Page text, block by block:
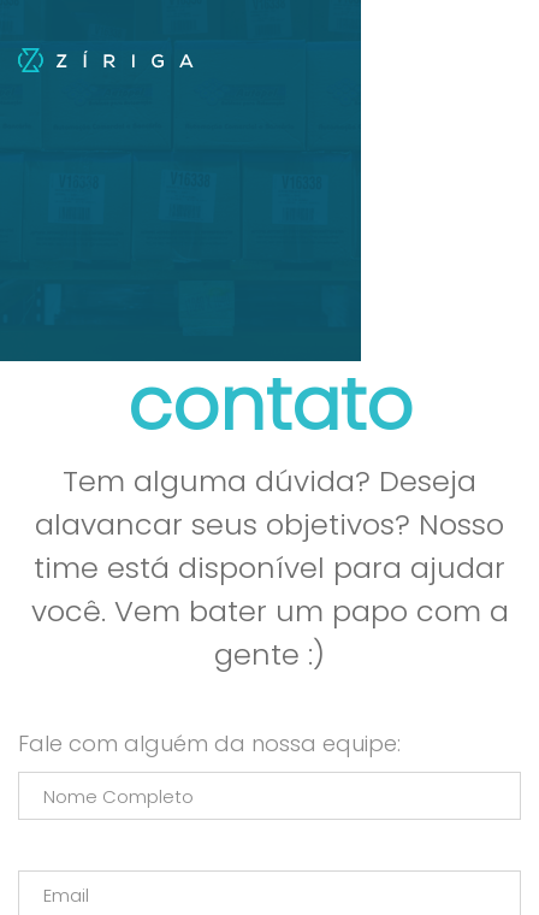
contato
Tem alguma dúvida? Deseja
alavancar seus objetivos? Nosso
time está disponível para ajudar
você. Vem bater um papo com a
gente :)
Fale com alguém da nossa equipe: